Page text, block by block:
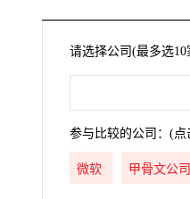
请选择公司(最多选10
参与比较的公司：(点
微软 甲骨文公司